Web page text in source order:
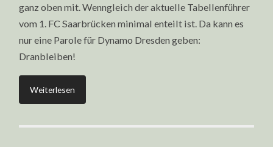
ganz oben mit. Wenngleich der aktuelle Tabellenführer
vom 1. FC Saarbrücken minimal enteilt ist. Da kann es
nur eine Parole für Dynamo Dresden geben:
Dranbleiben!
Weiterlesen